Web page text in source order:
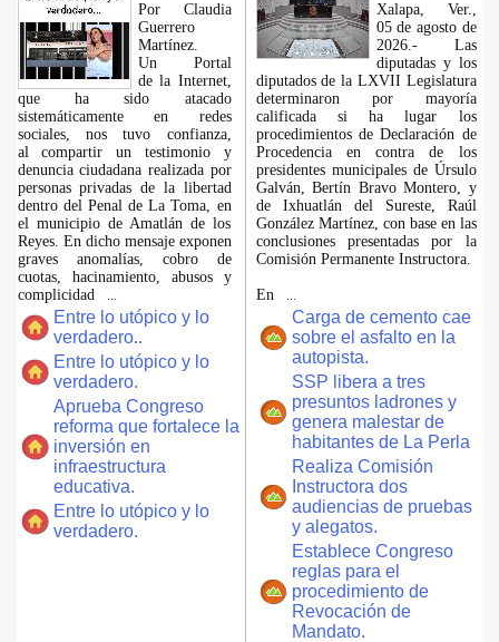
Por Claudia
Guerrero
Martínez.
​Un Portal
de la Internet,
que ha sido atacado
sistemáticamente en redes
sociales, nos tuvo confianza,
al compartir un testimonio y
denuncia ciudadana realizada por
personas privadas de la libertad
dentro del Penal de La Toma, en
el municipio de Amatlán de los
Reyes. En dicho mensaje exponen
graves anomalías, cobro de
cuotas, hacinamiento, abusos y
complicidad
Entre lo utópico y lo
verdadero..
Entre lo utópico y lo
verdadero.
Aprueba Congreso
reforma que fortalece la
inversión en
infraestructura
educativa.
Entre lo utópico y lo
verdadero.
Xalapa, Ver.,
05 de agosto de
2026.- Las
diputadas y los
diputados de la LXVII Legislatura
determinaron por mayoría
calificada si ha lugar los
procedimientos de Declaración de
Procedencia en contra de los
presidentes municipales de Úrsulo
Galván, Bertín Bravo Montero, y
de Ixhuatlán del Sureste, Raúl
González Martínez, con base en las
conclusiones presentadas por la
Comisión Permanente Instructora.
En
Carga de cemento cae
sobre el asfalto en la
autopista.
SSP libera a tres
presuntos ladrones y
genera malestar de
habitantes de La Perla
Realiza Comisión
Instructora dos
audiencias de pruebas
y alegatos.
Establece Congreso
reglas para el
procedimiento de
Revocación de
Mandato.